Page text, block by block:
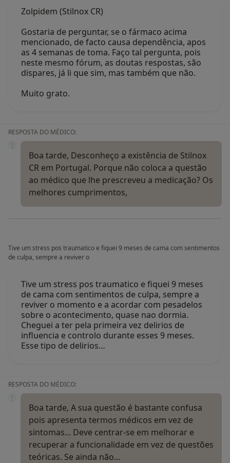
Zolpidem (Stilnox CR)
Gostaria de perguntar, se o fármaco acima
mencionado, de facto causa dependência, apos
as 4 semanas de toma. Faço tal pergunta, pois
neste mesmo fórum, as doutas respostas, são
dispares, já li que sim, mas também que não.
Muito grato.
RESPOSTA DO MÉDICO:
Boa tarde, Desconheço a existência de Stilnox
CR em Portugal. Porque não coloca a questão
ao médico que lhe prescreveu a medicação? Os
melhores cumprimentos,
Tive um stress pos traumatico e fiquei 9 meses de cama com sentimentos
de culpa, sempre a reviver o
Tive um stress pos traumatico e fiquei 9 meses
de cama com sentimentos de culpa, sempre a
reviver o momento e a acordar com pesadelos
sobre o acontecimento, quase nao dormia.
Cheguei a ter pela primeira vez delirios de
influencia e controlo durante esses 9 meses.
Esse tipo de delirios…
RESPOSTA DO MÉDICO:
Boa tarde, A sua questão é bastante confusa
pois apresenta termos médicos em vez de
sintomas... Deve centrar-se em melhorar e
recuperar a funcionalidade em vez de questões
teóricas. Se ainda não…